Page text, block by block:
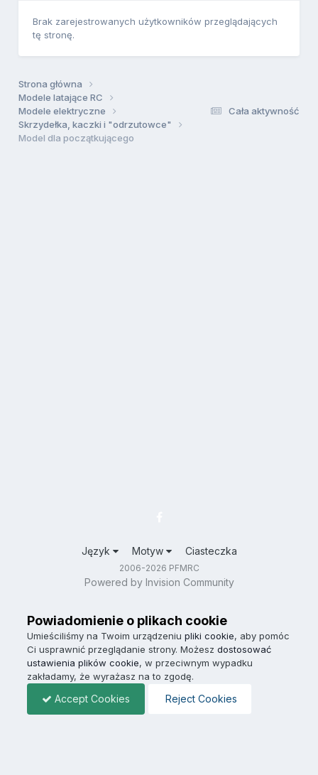
Brak zarejestrowanych użytkowników przeglądających
tę stronę.
Cała aktywność
Strona główna
Modele latające RC
Modele elektryczne
Skrzydełka, kaczki i "odrzutowce"
Model dla początkującego
Język Motyw Ciasteczka
2006-2026 PFMRC
Powered by Invision Community
Powiadomienie o plikach cookie
Umieściliśmy na Twoim urządzeniu pliki cookie, aby pomóc
Ci usprawnić przeglądanie strony. Możesz dostosować
ustawienia plików cookie, w przeciwnym wypadku
zakładamy, że wyrażasz na to zgodę.
Accept Cookies Reject Cookies